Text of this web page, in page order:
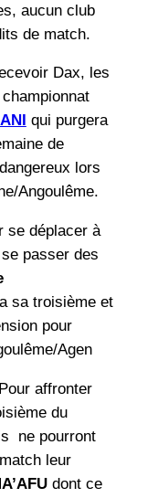
aucun club
de match.
Dax, les
qui purgera
de
lors
Angoulême.
se déplacer à
passer des
sa troisième et
pour
Agen
affronter
du
ne pourront
leur
dont ce